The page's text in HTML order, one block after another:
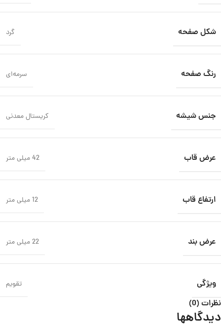
شکل صفحه گرد
رنگ صفحه سرمه‌ای
جنس شیشه کریستال معدنی
عرض قاب 42 میلی متر
ارتفاع قاب 12 میلی متر
عرض بند 22 میلی متر
ویژگی تقویم
نظرات (0)
دیدگاهها